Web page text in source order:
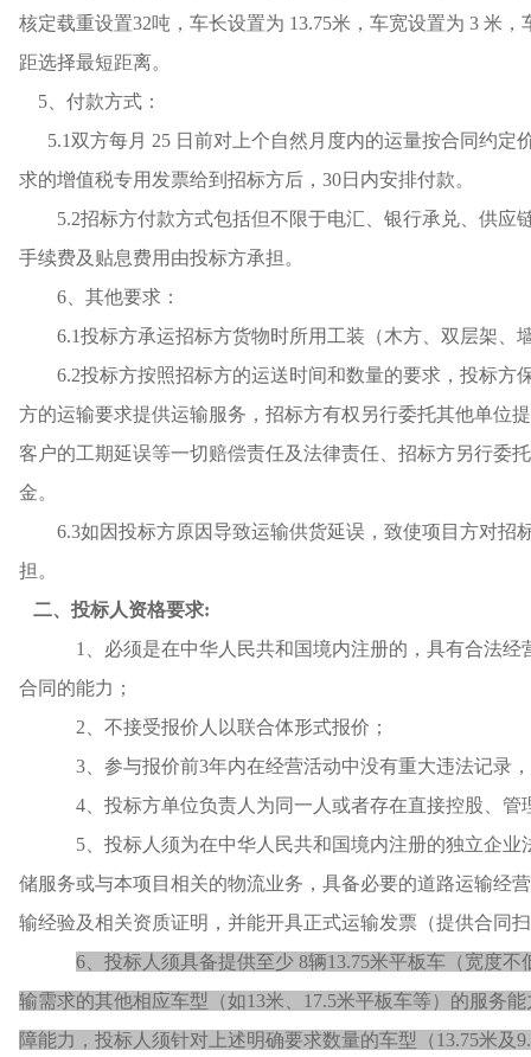
核定载重设置32吨，车长设置为 13.75米，车宽设置为 3 米
距选择最短距离。
5、付款方式：
5.1双方每月 25 日前对上个自然月度内的运量按合同约
求的增值税专用发票给到招标方后，30日内安排付款。
5.2招标方付款方式包括但不限于电汇、银行承兑、供
手续费及贴息费用由投标方承担。
6、其他要求：
6.1投标方承运招标方货物时所用工装（木方、双层架
6.2投标方按照招标方的运送时间和数量的要求，投标
方的运输要求提供运输服务，招标方有权另行委托其他单位
客户的工期延误等一切赔偿责任及法律责任、招标方另行委
金。
6.3如因投标方原因导致运输供货延误，致使项目方对
担。
二、投标人资格要求:
1、必须是在中华人民共和国境内注册的，具有合法
合同的能力；
2、不接受报价人以联合体形式报价；
3、参与报价前3年内在经营活动中没有重大违法记录
4、 投标方单位负责人为同一人或者存在直接控股、
5 、投标人须为在中华人民共和国境内注册的独立企
储服务或与本项目相关的物流业务，具备必要的道路运输经
输经验及相关资质证明，并能开具正式运输发票 （提供合同
6、 投标人须具备提供至少 8辆13.75米平板车（宽度
输需求的其他相应车型（如13米、17.5米平板车等）的服务
障能力，投标人须针对上述明确要求数量的车型（13.75米